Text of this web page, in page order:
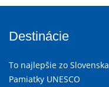
Destinácie
To najlepšie zo Slovenska
Pamiatky UNESCO